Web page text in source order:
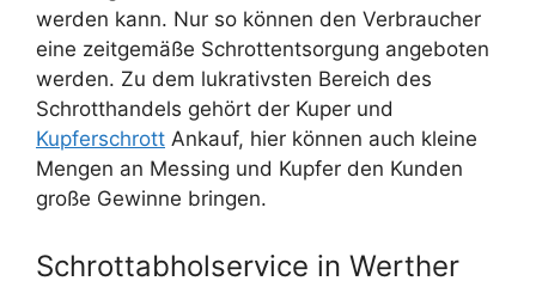
werden kann. Nur so können den Verbraucher
eine zeitgemäße Schrottentsorgung angeboten
werden. Zu dem lukrativsten Bereich des
Schrotthandels gehört der Kuper und
Kupferschrott Ankauf, hier können auch kleine
Mengen an Messing und Kupfer den Kunden
große Gewinne bringen.
Schrottabholservice in Werther